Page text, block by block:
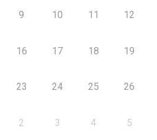
9 10 11 12
16 17 18 19
23 24 25 26
2 3 4 5